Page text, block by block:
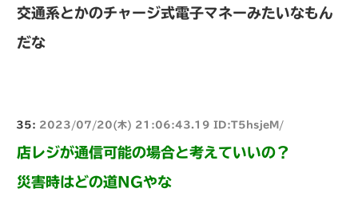
交通系とかのチャージ式電子マネーみたいなもん
だな
35: 2023/07/20(木) 21:06:43.19 ID:T5hsjeM/
店レジが通信可能の場合と考えていいの？
災害時はどの道NGやな